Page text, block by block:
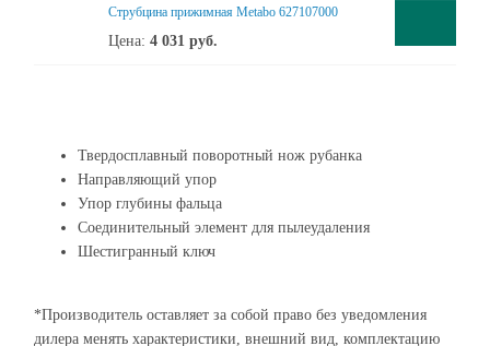
Cтрубцина прижимная Metabo 627107000
Цена: 4 031 руб.
Твердосплавный поворотный нож рубанка
Направляющий упор
Упор глубины фальца
Соединительный элемент для пылеудаления
Шестигранный ключ
*Производитель оставляет за собой право без уведомления
дилера менять характеристики, внешний вид, комплектацию